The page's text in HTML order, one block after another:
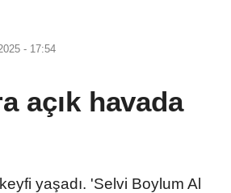
- 17:54
açık havada
yaşadı. 'Selvi Boylum Al